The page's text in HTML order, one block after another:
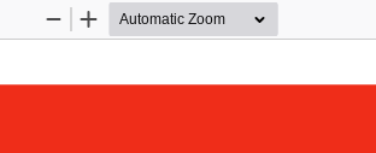
Zoom
Zoom